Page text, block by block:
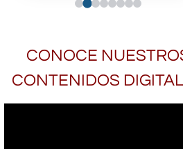
CONOCE
CONTENIDOS